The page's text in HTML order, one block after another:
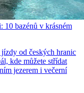
10 bazénů v krásném
od českých hranic
kde můžete střídat
jezerem i večerní